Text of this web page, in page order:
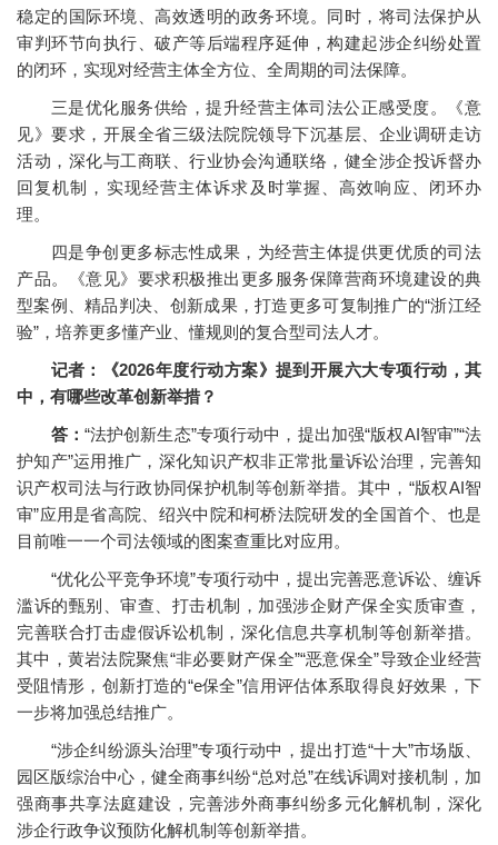
稳定的国际环境、高效透明的政务环境。同时，将司法保护从
审判环节向执行、破产等后端程序延伸，构建起涉企纠纷处置
的闭环，实现对经营主体全方位、全周期的司法保障。
三是优化服务供给，提升经营主体司法公正感受度。《意
见》要求，开展全省三级法院院领导下沉基层、企业调研走访
活动，深化与工商联、行业协会沟通联络，健全涉企投诉督办
回复机制，实现经营主体诉求及时掌握、高效响应、闭环办
理。
四是争创更多标志性成果，为经营主体提供更优质的司法
产品。《意见》要求积极推出更多服务保障营商环境建设的典
型案例、精品判决、创新成果，打造更多可复制推广的“浙江经
验”，培养更多懂产业、懂规则的复合型司法人才。
记者：《2026年度行动方案》提到开展六大专项行动，其
中，有哪些改革创新举措？
答： “法护创新生态”专项行动中，提出加强“版权AI智审”“法
护知产”运用推广，深化知识产权非正常批量诉讼治理，完善知
识产权司法与行政协同保护机制等创新举措。其中，“版权AI智
审”应用是省高院、绍兴中院和柯桥法院研发的全国首个、也是
目前唯一一个司法领域的图案查重比对应用。
“优化公平竞争环境”专项行动中，提出完善恶意诉讼、缠诉
滥诉的甄别、审查、打击机制，加强涉企财产保全实质审查，
完善联合打击虚假诉讼机制，深化信息共享机制等创新举措。
其中，黄岩法院聚焦“非必要财产保全”“恶意保全”导致企业经营
受阻情形，创新打造的“e保全”信用评估体系取得良好效果，下
一步将加强总结推广。
“涉企纠纷源头治理”专项行动中，提出打造“十大”市场版、
园区版综治中心，健全商事纠纷“总对总”在线诉调对接机制，加
强商事共享法庭建设，完善涉外商事纠纷多元化解机制，深化
涉企行政争议预防化解机制等创新举措。